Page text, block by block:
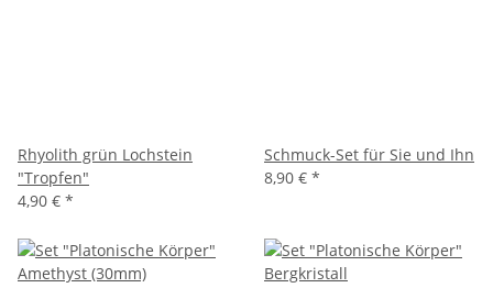
Rhyolith grün Lochstein
"Tropfen"
4,90 € *
Schmuck-Set für Sie und Ihn
8,90 € *